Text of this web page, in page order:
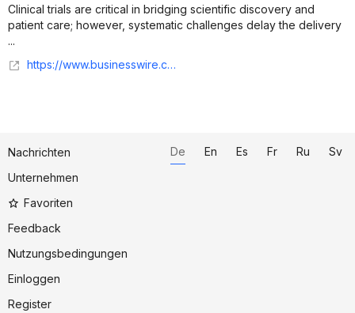
Clinical trials are critical in bridging scientific discovery and
patient care; however, systematic challenges delay the delivery
...
https://www.businesswire.com/news/home/20260430725010/en/Iterative-Health-Closes-%2477-Million-Series-C-to-Accelerate-the-Future-of-Clinical-Research
Nachrichten
Unternehmen
Favoriten
Feedback
Nutzungsbedingungen
Einloggen
Register
De En Es Fr Ru Sv